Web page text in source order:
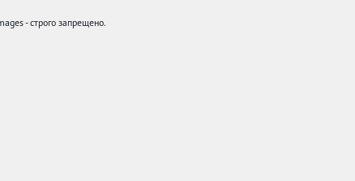
- строго запрещено.